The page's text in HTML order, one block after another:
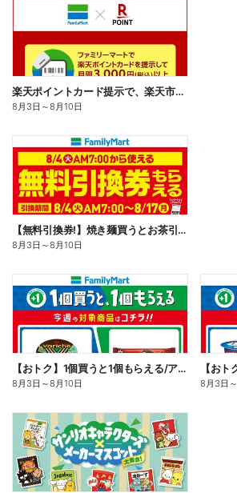
楽天ポイントカード提示で、楽天市場でのお買い物がおトクに!
8月3日 ～8月10日
【無料引換券!】焼き麺買うとお茶引換券貰える!
8月3日 ～8月10日
【おトク】1個買うと1個もらえる/アイス
8月3日 ～8月10日 8月3日 ～